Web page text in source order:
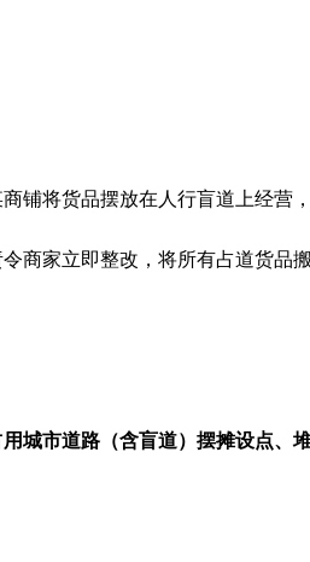
铺将货品摆放在人行盲道上经营
商家立即整改，将所有占道货品
城市道路（含盲道）摆摊设点、堆